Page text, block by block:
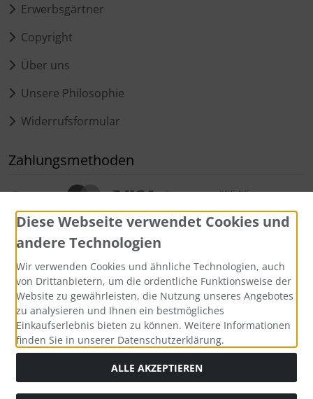
Erwerbsgärtner
Copyright
Über uns
Unsere Philosophie
Widerrufsformular
Zahlungsmethoden
Widerrufsformular
Diese Webseite verwendet Cookies und
andere Technologien
Wir verwenden Cookies und ähnliche Technologien, auch
von Drittanbietern, um die ordentliche Funktionsweise der
Website zu gewährleisten, die Nutzung unseres Angebotes
zu analysieren und Ihnen ein bestmögliches
Einkaufserlebnis bieten zu können. Weitere Informationen
finden Sie in unserer Datenschutzerklärung.
ALLE AKZEPTIEREN